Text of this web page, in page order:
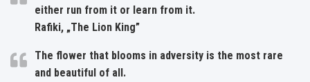
either run from it or learn from it.
Rafiki, „The Lion King”
The flower that blooms in adversity is the most rare
and beautiful of all.